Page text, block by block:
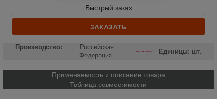
Быстрый заказ
ЗАКАЗАТЬ
Производство:
Российская
Федерация
Единицы: шт.
Применяемость и описание товара
Таблица совместимости